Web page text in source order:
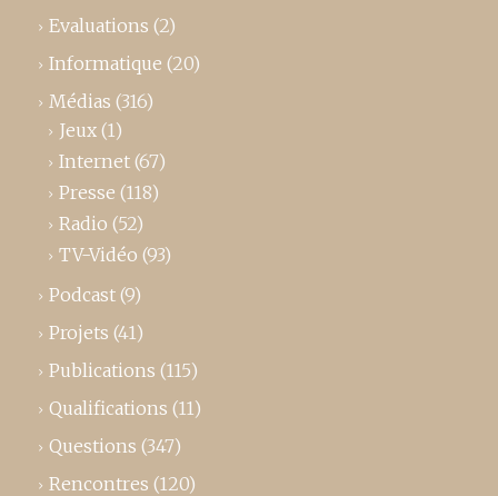
Evaluations (2)
Informatique (20)
Médias (316)
Jeux (1)
Internet (67)
Presse (118)
Radio (52)
TV-Vidéo (93)
Podcast (9)
Projets (41)
Publications (115)
Qualifications (11)
Questions (347)
Rencontres (120)